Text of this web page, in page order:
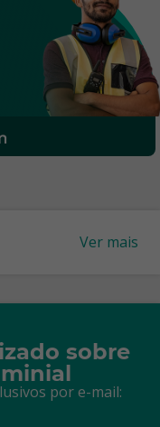
Ver mais
sobre
por e-mail: